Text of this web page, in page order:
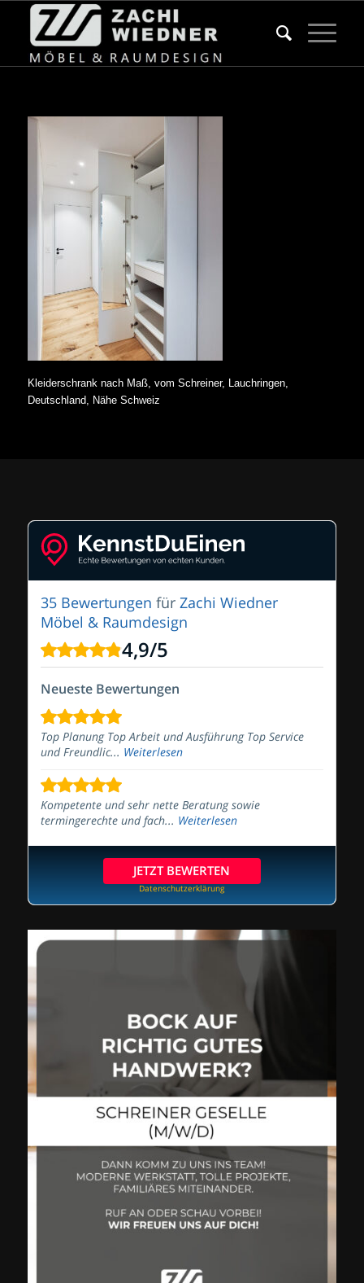
Kleiderschrank nach Maß, vom Schreiner, Lauchringen,
Deutschland, Nähe Schweiz
35 Bewertungen für Zachi Wiedner
Möbel & Raumdesign
4,9/5
Neueste Bewertungen
Top Planung Top Arbeit und Ausführung Top Service
und Freundlic... Weiterlesen
Kompetente und sehr nette Beratung sowie
termingerechte und fach... Weiterlesen
JETZT BEWERTEN
Datenschutzerklärung